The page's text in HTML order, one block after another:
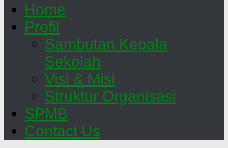
Home
Profil
Sambutan Kepala
Sekolah
Visi & Misi
Struktur Organisasi
SPMB
Contact Us